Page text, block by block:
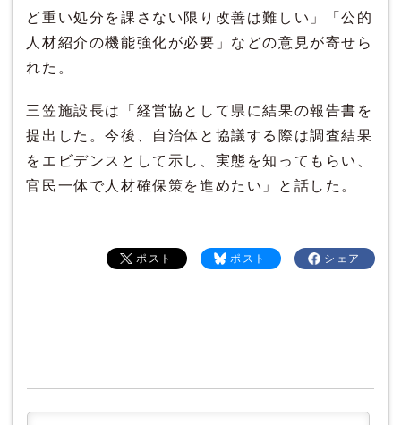
ど重い処分を課さない限り改善は難しい」「公的
人材紹介の機能強化が必要」などの意見が寄せら
れた。
三笠施設長は「経営協として県に結果の報告書を
提出した。今後、自治体と協議する際は調査結果
をエビデンスとして示し、実態を知ってもらい、
官民一体で人材確保策を進めたい」と話した。
シェア
ポスト
ポスト